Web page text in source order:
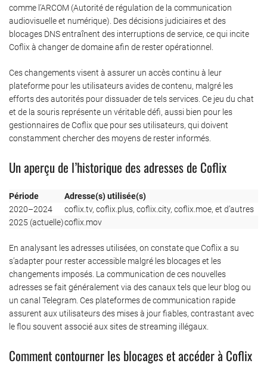
comme l’ARCOM (Autorité de régulation de la communication
audiovisuelle et numérique). Des décisions judiciaires et des
blocages DNS entraînent des interruptions de service, ce qui incite
Coflix à changer de domaine afin de rester opérationnel.
Ces changements visent à assurer un accès continu à leur
plateforme pour les utilisateurs avides de contenu, malgré les
efforts des autorités pour dissuader de tels services. Ce jeu du chat
et de la souris représente un véritable défi, aussi bien pour les
gestionnaires de Coflix que pour ses utilisateurs, qui doivent
constamment chercher des moyens de rester informés.
Un aperçu de l’historique des adresses de Coflix
Période
Adresse(s) utilisée(s)
2020–2024
coflix.tv, coflix.plus, coflix.city, coflix.moe, et d’autres
2025 (actuelle)coflix.mov
En analysant les adresses utilisées, on constate que Coflix a su
s’adapter pour rester accessible malgré les blocages et les
changements imposés. La communication de ces nouvelles
adresses se fait généralement via des canaux tels que leur blog ou
un canal Telegram. Ces plateformes de communication rapide
assurent aux utilisateurs des mises à jour fiables, contrastant avec
le flou souvent associé aux sites de streaming illégaux.
Comment contourner les blocages et accéder à Coflix